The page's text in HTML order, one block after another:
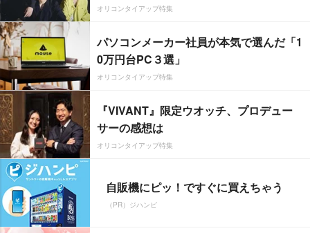
オリコンタイアップ特集
パソコンメーカー社員が本気で選んだ「1
0万円台PC３選」
オリコンタイアップ特集
『VIVANT』限定ウオッチ、プロデュー
サーの感想は
オリコンタイアップ特集
自販機にピッ！ですぐに買えちゃう
（PR）ジハンピ